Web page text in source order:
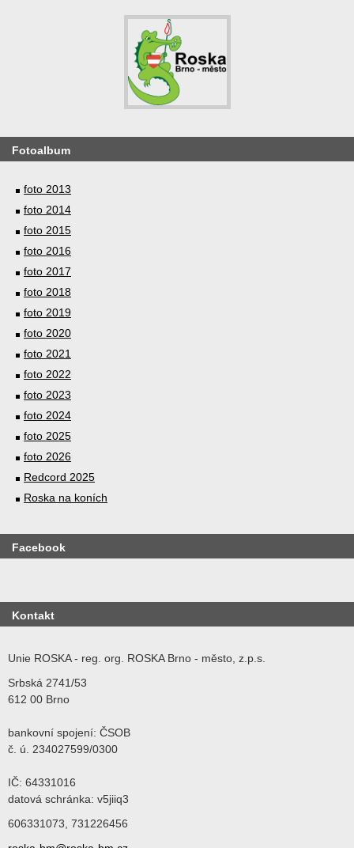
Fotoalbum
foto 2013
foto 2014
foto 2015
foto 2016
foto 2017
foto 2018
foto 2019
foto 2020
foto 2021
foto 2022
foto 2023
foto 2024
foto 2025
foto 2026
Redcord 2025
Roska na koních
Facebook
Kontakt
Unie ROSKA - reg. org. ROSKA Brno - město, z.p.s.
Srbská 2741/53
612 00 Brno
bankovní spojení: ČSOB
č. ú. 234027599/0300
IČ: 64331016
datová schránka: v5jiiq3
606331073, 731226456